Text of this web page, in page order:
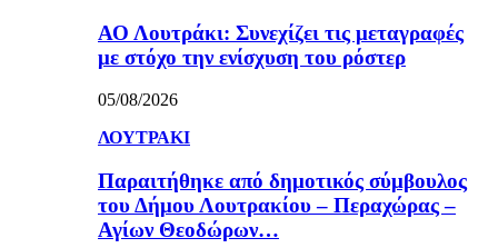
ΑΟ Λουτράκι: Συνεχίζει τις μεταγραφές
με στόχο την ενίσχυση του ρόστερ
05/08/2026
ΛΟΥΤΡΑΚΙ
Παραιτήθηκε από δημοτικός σύμβουλος
του Δήμου Λουτρακίου – Περαχώρας –
Αγίων Θεοδώρων…